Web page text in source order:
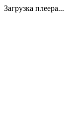
Загрузка плеера...